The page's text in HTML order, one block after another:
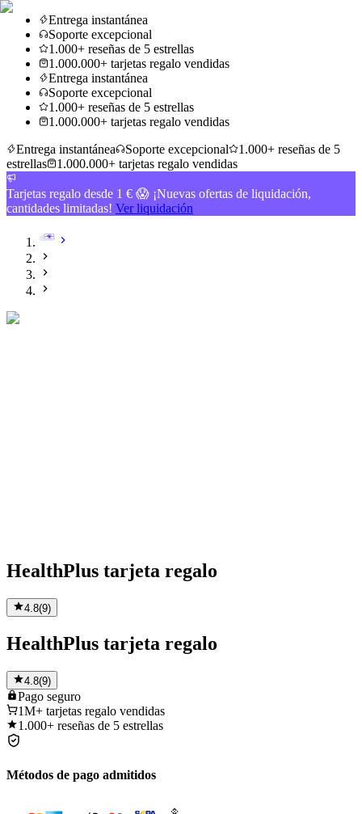
Entrega instantánea
Soporte excepcional
1.000+ reseñas de 5 estrellas
1.000.000+ tarjetas regalo vendidas
Entrega instantánea
Soporte excepcional
1.000+ reseñas de 5 estrellas
1.000.000+ tarjetas regalo vendidas
Entrega instantánea
Soporte excepcional
1.000+ reseñas de 5
estrellas
1.000.000+ tarjetas regalo vendidas
Tarjetas regalo desde 1 € 😱 ¡Nuevas ofertas de liquidación,
cantidades limitadas! Ver liquidación
HealthPlus tarjeta regalo
4.8(9)
HealthPlus tarjeta regalo
4.8(9)
Pago seguro
1M+ tarjetas regalo vendidas
1.000+ reseñas de 5 estrellas
Métodos de pago admitidos